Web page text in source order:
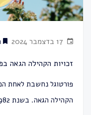
זכויות הקהילה הגאה
פורטוגל נחשבת לאחת
הקהילה הגאה. בשנת 1982